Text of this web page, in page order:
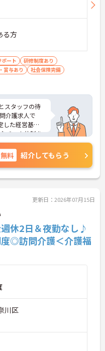
る方
ート
研修制度あり
賞与あり
社会保険完備
スタッフの待
介護求人で
した経営基盤
チーム体制を
や年2回の評価
結する仕組み
2日制（曜日固
ートフォンで
なシフトや煩
ロー体制もあ
の着実なキャ
奨できる環境
への負担を抑
健康的に働き
イベートの時
確なキャリア
無料 紹介してもらう
更新日：2026年07月15日
週休2日＆夜勤なし♪
◎訪問介護＜介護福
川区